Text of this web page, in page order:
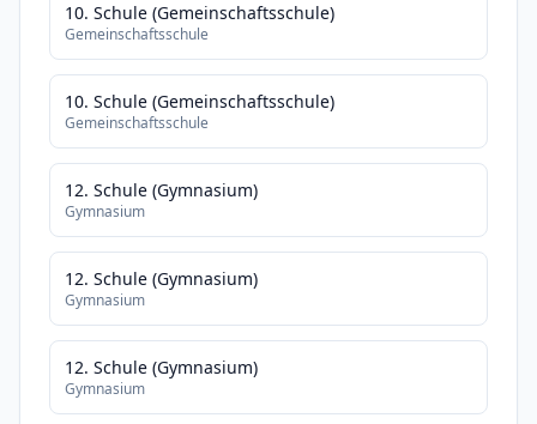
10. Schule (Gemeinschaftsschule)
Gemeinschaftsschule
10. Schule (Gemeinschaftsschule)
Gemeinschaftsschule
12. Schule (Gymnasium)
Gymnasium
12. Schule (Gymnasium)
Gymnasium
12. Schule (Gymnasium)
Gymnasium